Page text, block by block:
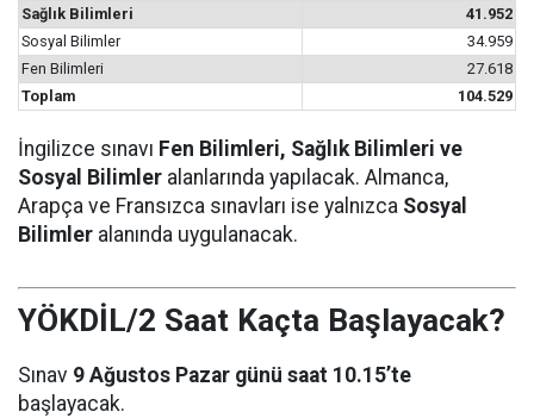
Sağlık Bilimleri
41.952
Sosyal Bilimler
34.959
Fen Bilimleri
27.618
Toplam
104.529
İngilizce sınavı Fen Bilimleri, Sağlık Bilimleri ve
Sosyal Bilimler alanlarında yapılacak. Almanca,
Arapça ve Fransızca sınavları ise yalnızca Sosyal
Bilimler alanında uygulanacak.
YÖKDİL/2 Saat Kaçta Başlayacak?
Sınav 9 Ağustos Pazar günü saat 10.15’te
başlayacak.